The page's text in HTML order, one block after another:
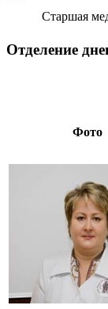
Старшая
Отделение
Фото